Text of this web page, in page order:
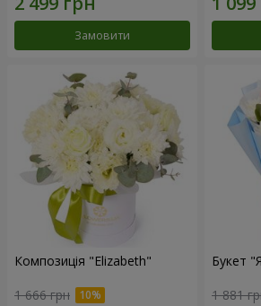
Замовити
Композиція "Elizabeth"
1 666 грн
Букет
1 881